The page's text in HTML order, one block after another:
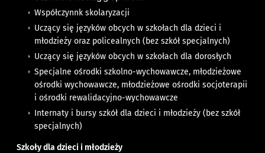
Współczynnk skolaryzacji
Uczący się języków obcych w szkołach dla dzieci i
młodzieży oraz policealnych (bez szkół specjalnych)
Uczący się języków obcych w szkołach dla dorosłych
Specjalne ośrodki szkolno-wychowawcze, młodzieżowe
ośrodki wychowawcze, młodzieżowe ośrodki socjoterapii
i ośrodki rewalidacyjno-wychowawcze
Internaty i bursy szkół dla dzieci i młodzieży (bez szkół
specjalnych)
Szkoły dla dzieci i młodzieży